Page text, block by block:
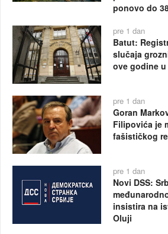
ponovo do
pre 1 dan
Batut:
slučaja
ove godine
pre 1 dan
Goran
Filipovića je
fašističkog
pre 1 dan
Novi DSS:
insistira na
Oluji